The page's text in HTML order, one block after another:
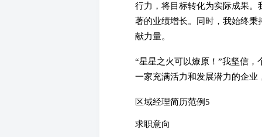
行力，将目标转化为实际成果
著的业绩增长。同时，我始终
献力量。
“星星之火可以燎原！”我坚信
一家充满活力和发展潜力的企
区域经理简历范例5
求职意向